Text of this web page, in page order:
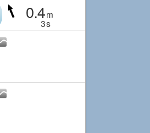
0.4m
3s